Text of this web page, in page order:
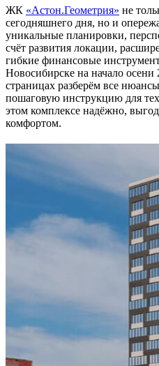
ЖК «Астон.Геометрия» не
сегодняшнего дня, но и
уникальные планировки,
счёт развития локации,
гибкие финансовые
Новосибирске на начало
страницах разберём все
пошаговую инструкцию для
этом комплексе надёжно,
комфортом.